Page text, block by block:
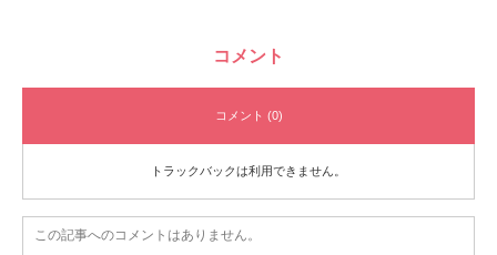
コメント
コメント (0)
トラックバックは利用できません。
この記事へのコメントはありません。